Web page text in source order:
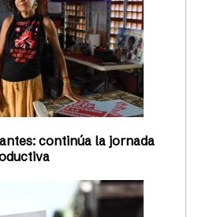
continúa la jornada